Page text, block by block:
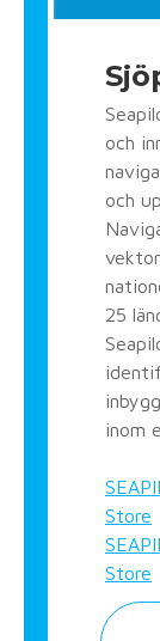
och
och
25
inom
Store
Store